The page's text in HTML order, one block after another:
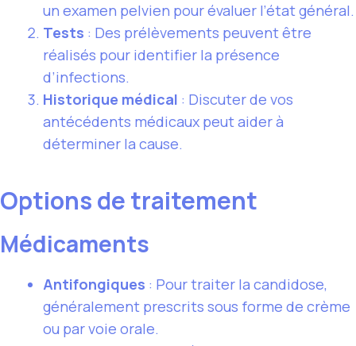
un examen pelvien pour évaluer l’état général.
Tests : Des prélèvements peuvent être
réalisés pour identifier la présence
d’infections.
Historique médical : Discuter de vos
antécédents médicaux peut aider à
déterminer la cause.
Options de traitement
Médicaments
Antifongiques : Pour traiter la candidose,
généralement prescrits sous forme de crème
ou par voie orale.